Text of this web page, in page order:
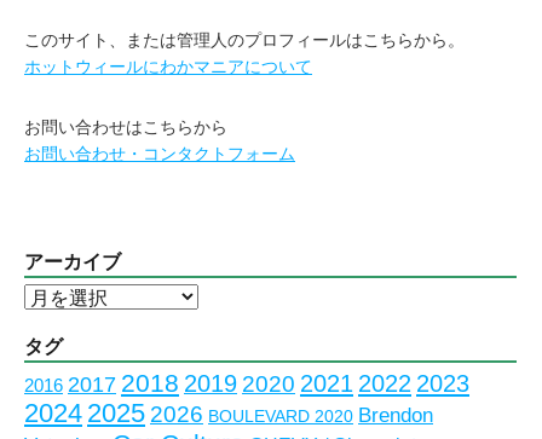
このサイト、または管理人のプロフィールはこちらから。
ホットウィールにわかマニアについて
お問い合わせはこちらから
お問い合わせ・コンタクトフォーム
アーカイブ
ア
カ
ブ
タグ
2016 2017 2018 2019 2020 2021 2022 2023
2024 2025 2026 BOULEVARD 2020 Brendon